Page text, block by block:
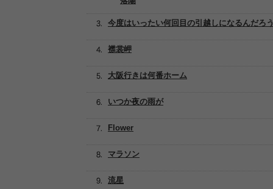
今度はいったい何回目の引越しになるんだろ
襟裳岬
大阪行きは何番ホーム
いつか夜の雨が
Flower
マラソン
流星